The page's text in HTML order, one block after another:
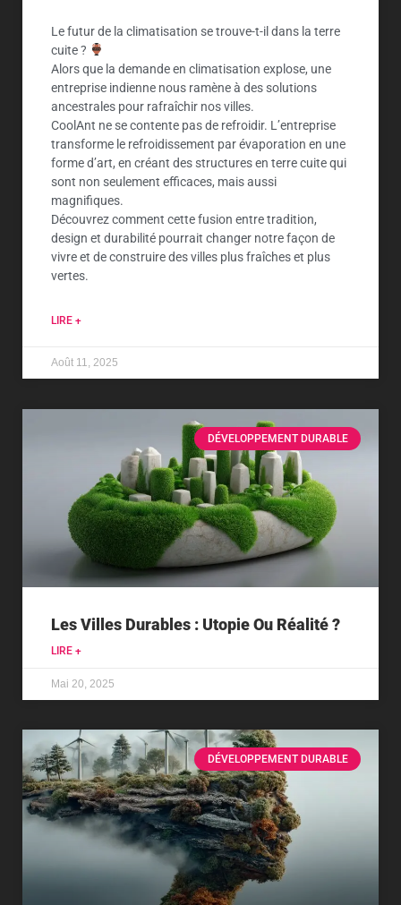
Le futur de la climatisation se trouve-t-il dans la terre
cuite ?
Alors que la demande en climatisation explose, une
entreprise indienne nous ramène à des solutions
ancestrales pour rafraîchir nos villes.
CoolAnt ne se contente pas de refroidir. L’entreprise
transforme le refroidissement par évaporation en une
forme d’art, en créant des structures en terre cuite qui
sont non seulement efficaces, mais aussi
magnifiques.
Découvrez comment cette fusion entre tradition,
design et durabilité pourrait changer notre façon de
vivre et de construire des villes plus fraîches et plus
vertes.
LIRE +
Août 11, 2025
DÉVELOPPEMENT DURABLE
Les Villes Durables : Utopie Ou Réalité ?
LIRE +
Mai 20, 2025
DÉVELOPPEMENT DURABLE